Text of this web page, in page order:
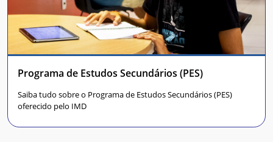
Programa de Estudos Secundários (PES)
Saiba tudo sobre o Programa de Estudos Secundários (PES)
oferecido pelo IMD